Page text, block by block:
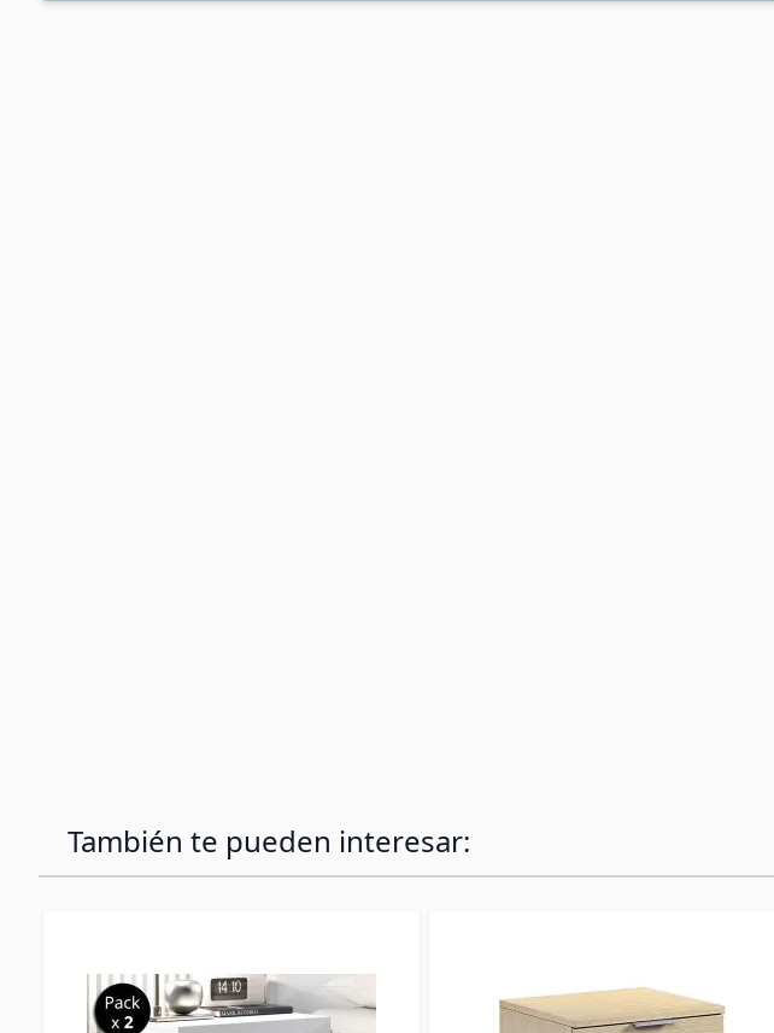
También te pueden interesar: